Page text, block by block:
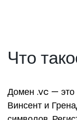
Что
Домен .vc —
Винсент и